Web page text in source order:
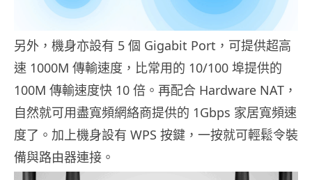
另外，機身亦設有 5 個 Gigabit Port，可提供超高
速 1000M 傳輸速度，比常用的 10/100 埠提供的
100M 傳輸速度快 10 倍。再配合 Hardware NAT，
自然就可用盡寬頻網絡商提供的 1Gbps 家居寬頻速
度了。加上機身設有 WPS 按鍵，一按就可輕鬆令裝
備與路由器連接。